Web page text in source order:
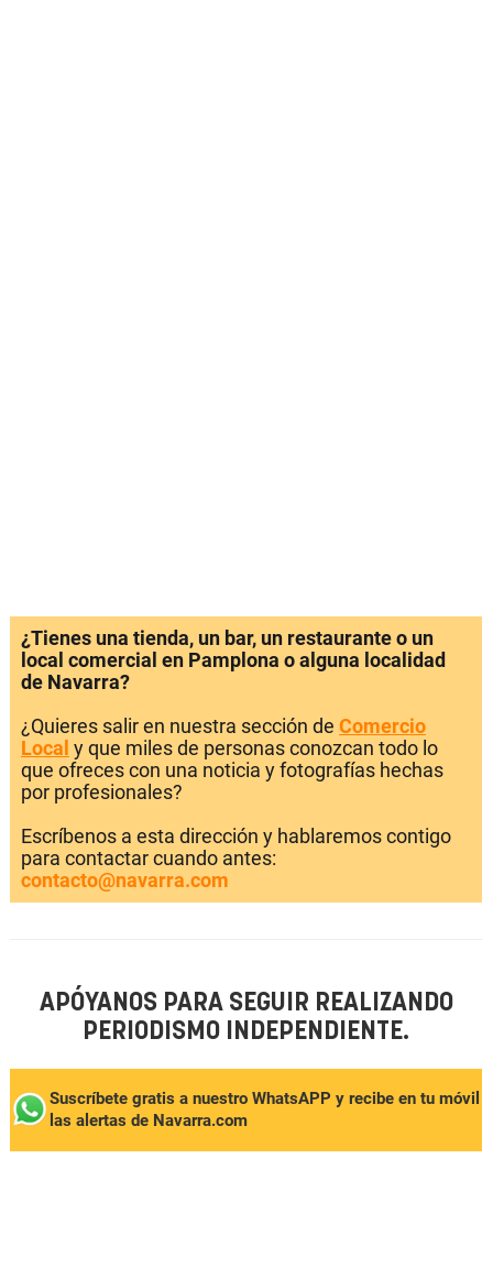
¿Tienes una tienda, un bar, un restaurante o un
local comercial en Pamplona o alguna localidad
de Navarra?
¿Quieres salir en nuestra sección de Comercio
Local y que miles de personas conozcan todo lo
que ofreces con una noticia y fotografías hechas
por profesionales?
Escríbenos a esta dirección y hablaremos contigo
para contactar cuando antes:
contacto@navarra.com
APÓYANOS PARA SEGUIR REALIZANDO
PERIODISMO INDEPENDIENTE.
Suscríbete gratis a nuestro WhatsAPP y recibe en tu móvil
las alertas de Navarra.com